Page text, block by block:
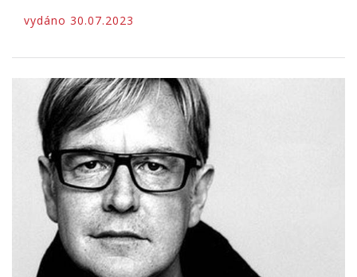
vydáno 30.07.2023